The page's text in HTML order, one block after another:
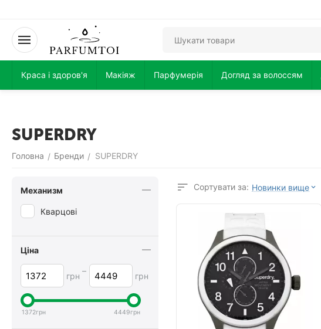
Краса і здоров'я Макіяж Парфумерія Догляд за волоссям
SUPERDRY
Головна / Бренди / SUPERDRY
Сортувати за: Новинки вище
Механизм
Кварцові
Ціна
грн – грн
1372грн 4449грн